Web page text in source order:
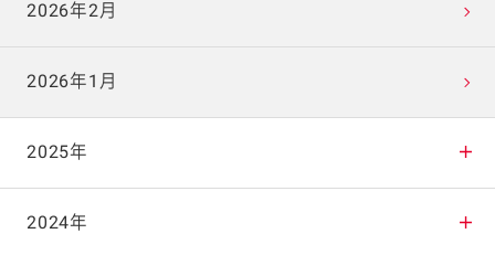
2026年2月
2026年1月
2025年
2025年12月
2024年